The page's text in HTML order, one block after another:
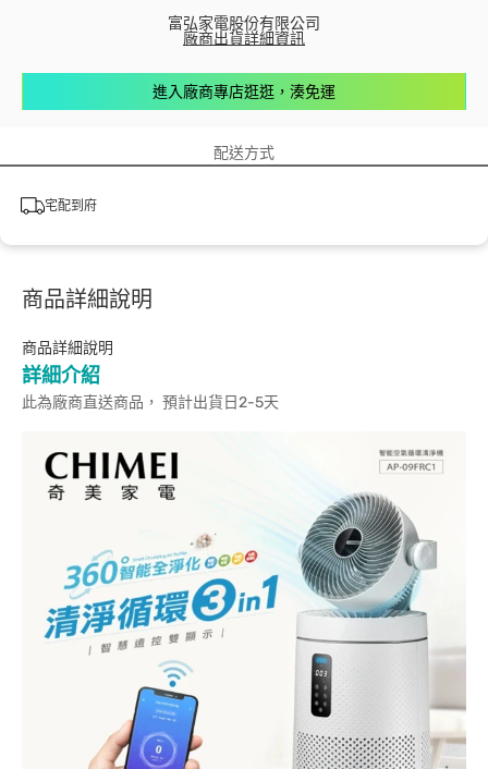
富弘家電股份有限公司
廠商出貨詳細資訊
進入廠商專店逛逛，湊免運
配送方式
宅配到府
商品詳細說明
商品詳細說明
詳細介紹
此為廠商直送商品， 預計出貨日2-5天